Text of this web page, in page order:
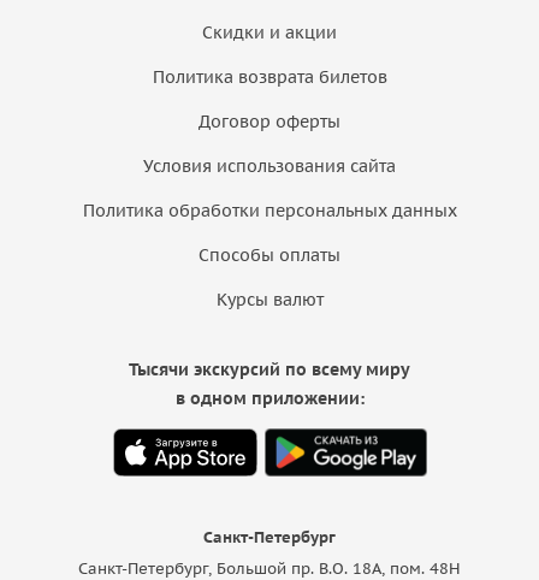
Скидки и акции
Политика возврата билетов
Договор оферты
Условия использования сайта
Политика обработки персональных данных
Способы оплаты
Курсы валют
Санкт-Петербург
Санкт-Петербург, Большой пр. В.О. 18A, пом. 48Н
Тысячи экскурсий по всему миру
в одном приложении: